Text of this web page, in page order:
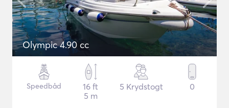
Olympic 4.90 cc
Speedbåd
16 ft
5 m
5 Krydstogt 0